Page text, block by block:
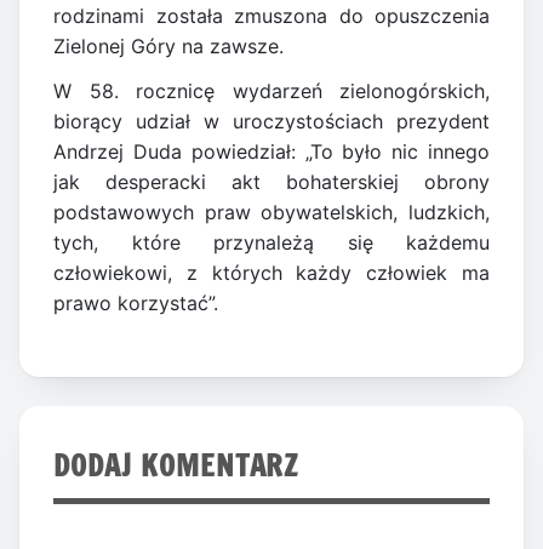
rodzinami została zmuszona do opuszczenia
Zielonej Góry na zawsze.
W 58. rocznicę wydarzeń zielonogórskich,
biorący udział w uroczystościach prezydent
Andrzej Duda powiedział: „To było nic innego
jak desperacki akt bohaterskiej obrony
podstawowych praw obywatelskich, ludzkich,
tych, które przynależą się każdemu
człowiekowi, z których każdy człowiek ma
prawo korzystać”.
DODAJ KOMENTARZ